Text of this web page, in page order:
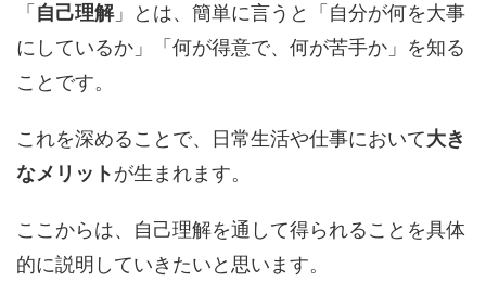
「 自己理解」とは、簡単に言うと「自分が何を大事
にしているか」「何が得意で、何が苦手か」を知る
ことです。
これを深めることで、日常生活や仕事において大き
なメリットが生まれます。
ここからは、自己理解を通して得られることを具体
的に説明していきたいと思います。